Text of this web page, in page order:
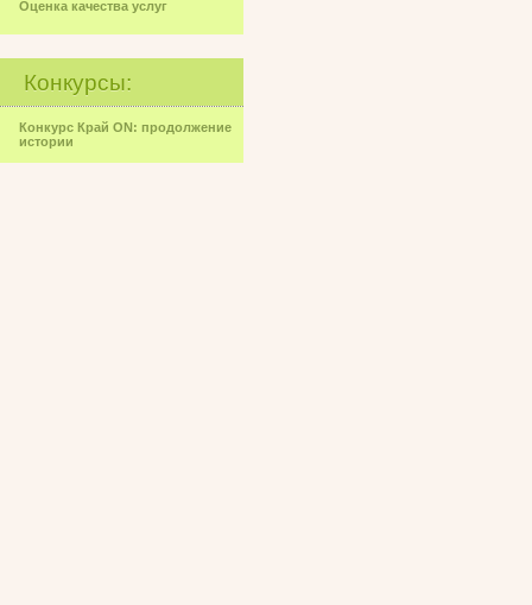
Оценка качества услуг
Конкурсы:
Конкурс Край ON: продолжение
истории